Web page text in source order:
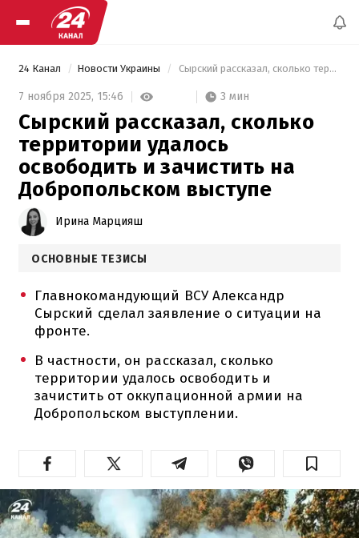
24 Канал Новости Украины Сырский рассказал, сколько территории удалось освободить и зачистить на Добропольском выступе
7 ноября 2025, 15:46 3 мин
Сырский рассказал, сколько
территории удалось
освободить и зачистить на
Добропольском выступе
Ирина Марцияш
ОСНОВНЫЕ ТЕЗИСЫ
Главнокомандующий ВСУ Александр
Сырский сделал заявление о ситуации на
фронте.
В частности, он рассказал, сколько
территории удалось освободить и
зачистить от оккупационной армии на
Добропольском выступлении.